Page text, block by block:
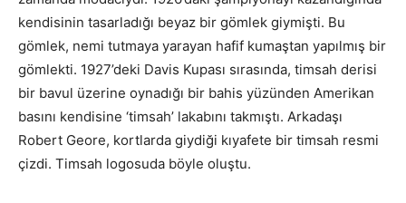
kendisinin tasarladığı beyaz bir gömlek giymişti. Bu
gömlek, nemi tutmaya yarayan hafif kumaştan yapılmış bir
gömlekti. 1927’deki Davis Kupası sırasında, timsah derisi
bir bavul üzerine oynadığı bir bahis yüzünden Amerikan
basını kendisine ‘timsah’ lakabını takmıştı. Arkadaşı
Robert Geore, kortlarda giydiği kıyafete bir timsah resmi
çizdi. Timsah logosuda böyle oluştu.